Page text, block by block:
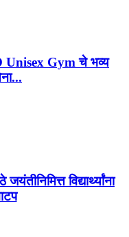
Unisex Gym चे भव्य
विद्यार्थ्यांना